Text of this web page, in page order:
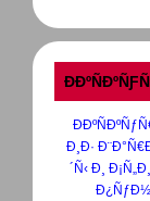
Ð¸Ð·
´Ñ‹ Ð¸